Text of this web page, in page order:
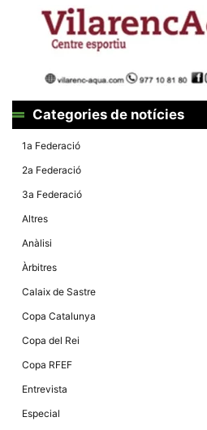
Categories de notícies
1a Federació
2a Federació
3a Federació
Altres
Anàlisi
Àrbitres
Calaix de Sastre
Copa Catalunya
Copa del Rei
Copa RFEF
Entrevista
Especial